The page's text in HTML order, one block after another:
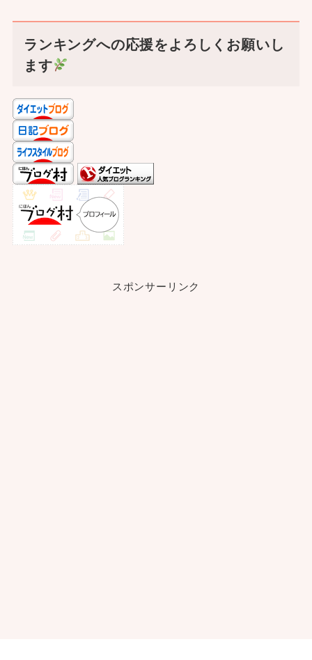
ランキングへの応援をよろしくお願いし
ます
スポンサーリンク